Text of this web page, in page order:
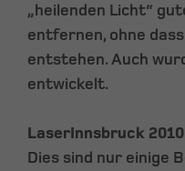
„heilenden Licht“
entfernen, ohne
entstehen. Auch
entwickelt.
LaserInnsbruck 2010
Dies sind nur einige